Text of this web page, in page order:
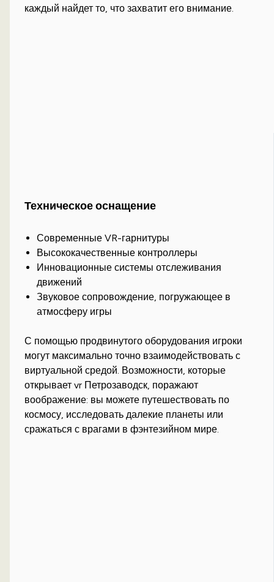
каждый найдет то, что захватит его внимание.
Техническое оснащение
Современные VR-гарнитуры
Высококачественные контроллеры
Инновационные системы отслеживания
движений
Звуковое сопровождение, погружающее в
атмосферу игры
С помощью продвинутого оборудования игроки
могут максимально точно взаимодействовать с
виртуальной средой. Возможности, которые
открывает vr Петрозаводск, поражают
воображение: вы можете путешествовать по
космосу, исследовать далекие планеты или
сражаться с врагами в фэнтезийном мире.